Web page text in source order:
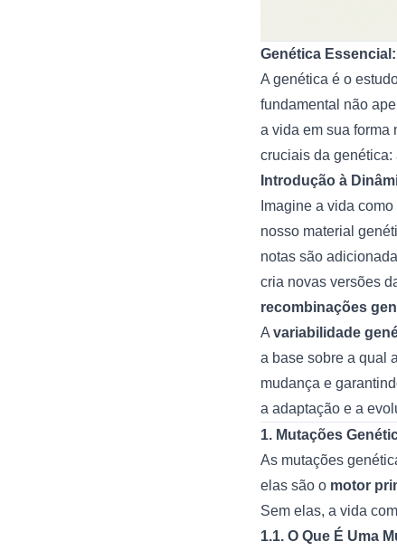
Genética
A genética é o
fundamental não
a vida em sua forma
cruciais da genética:
Introdução à
Imagine a vida
nosso material
notas são
cria novas versões
recombinações
A variabilidade
a base sobre a qual
mudança e
a adaptação e a
1. Mutações
As mutações
elas são o motor
Sem elas, a vida
1.1. O Que É Uma